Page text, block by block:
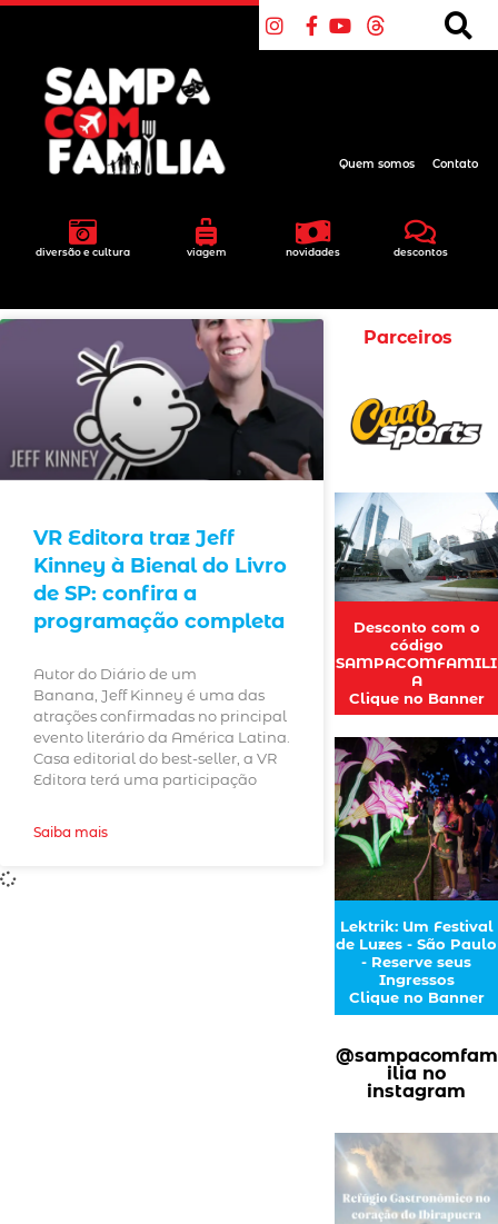
diversão e cultura viagem novidades descontos
Quem somos Contato
VR Editora traz Jeff
Kinney à Bienal do Livro
de SP: confira a
programação completa
Autor do Diário de um
Banana, Jeff Kinney é uma das
atrações confirmadas no principal
evento literário da América Latina.
Casa editorial do best-seller, a VR
Editora terá uma participação
Saiba mais
Parceiros
Desconto com o
código
SAMPACOMFAMILI
A
Clique no Banner
Lektrik: Um Festival
de Luzes - São Paulo
- Reserve seus
Ingressos
Clique no Banner
@sampacomfam
ilia no
instagram